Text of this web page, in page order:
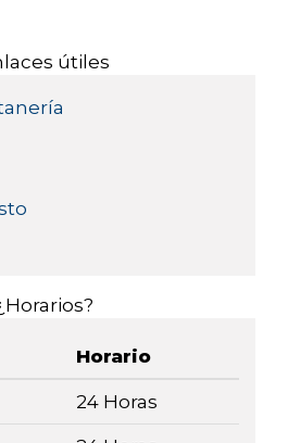
útiles
Horario
24 Horas